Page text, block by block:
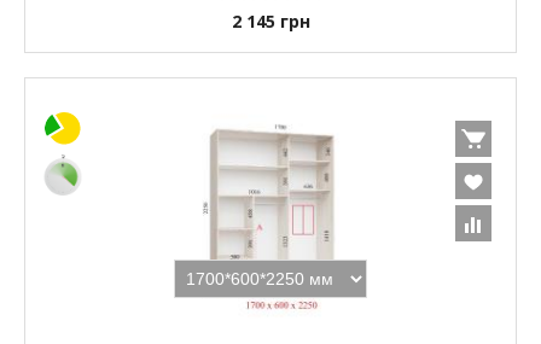
2 145 грн